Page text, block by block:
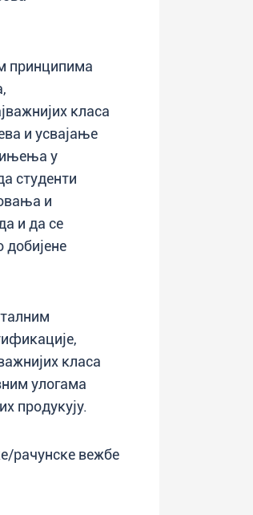
принципима
класа
и усвајање
у
студенти
и
и да се
добијене
класа
улогама
продукују.
рачунске вежбе